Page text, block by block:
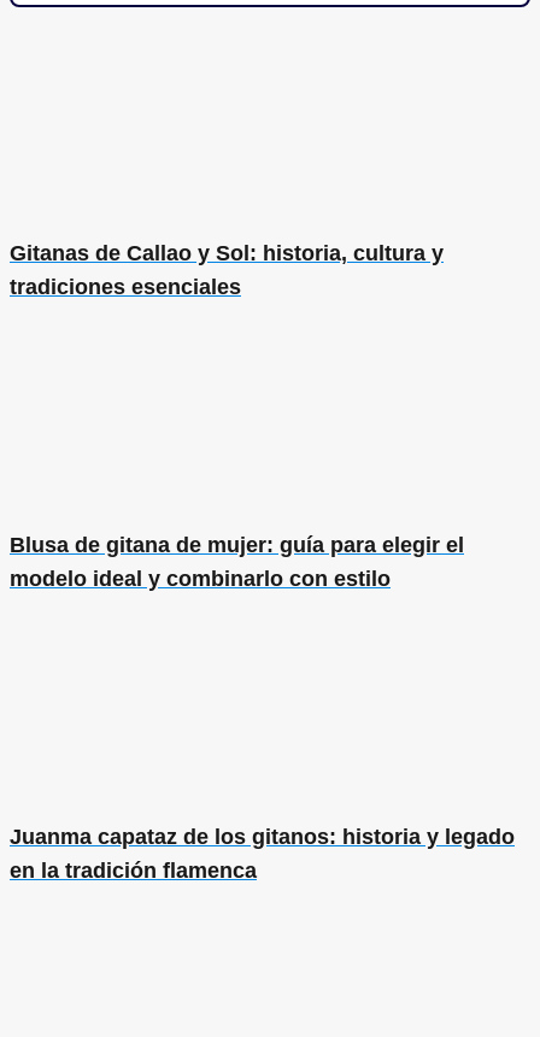
Gitanas de Callao y Sol: historia, cultura y
tradiciones esenciales
Blusa de gitana de mujer: guía para elegir el
modelo ideal y combinarlo con estilo
Juanma capataz de los gitanos: historia y legado
en la tradición flamenca